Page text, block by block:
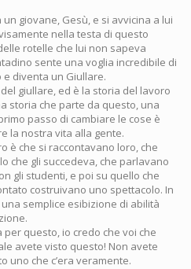
giovane, Gesù, e si avvicina a lui
nella testa di questo
rotelle che lui non sapeva
sente una voglia incredibile di
diventa un Giullare.
giullare, ed è la storia del lavoro
storia che parte da questo, una
passo di cambiare le cose è
la nostra vita alla gente.
è che si raccontavano loro, che
che gli succedeva, che parlavano
gli studenti, e poi su quello che
costruivano uno spettacolo. In
semplice esibizione di abilità
per questo, io credo che voi che
avete visto questo! Non avete
uno che c’era veramente.